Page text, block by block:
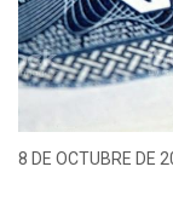
8 DE OCTUBRE DE